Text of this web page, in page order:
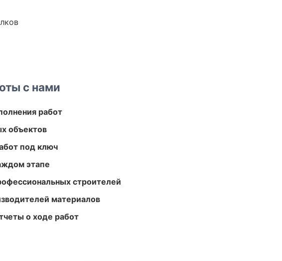
с нами
работ
объектов
под ключ
этапе
строителей
материалов
о ходе работ